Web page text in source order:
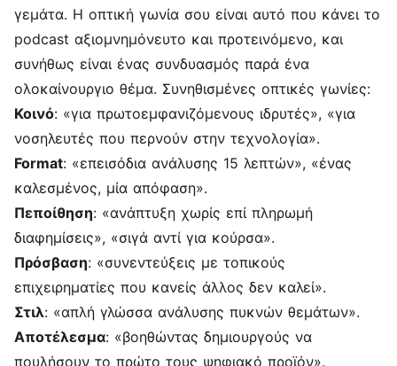
γεμάτα. Η οπτική γωνία σου είναι αυτό που κάνει το
podcast αξιομνημόνευτο και προτεινόμενο, και
συνήθως είναι ένας συνδυασμός παρά ένα
ολοκαίνουργιο θέμα. Συνηθισμένες οπτικές γωνίες:
Κοινό: «για πρωτοεμφανιζόμενους ιδρυτές», «για
νοσηλευτές που περνούν στην τεχνολογία».
Format: «επεισόδια ανάλυσης 15 λεπτών», «ένας
καλεσμένος, μία απόφαση».
Πεποίθηση: «ανάπτυξη χωρίς επί πληρωμή
διαφημίσεις», «σιγά αντί για κούρσα».
Πρόσβαση: «συνεντεύξεις με τοπικούς
επιχειρηματίες που κανείς άλλος δεν καλεί».
Στιλ: «απλή γλώσσα ανάλυσης πυκνών θεμάτων».
Αποτέλεσμα: «βοηθώντας δημιουργούς να
πουλήσουν το πρώτο τους ψηφιακό προϊόν».